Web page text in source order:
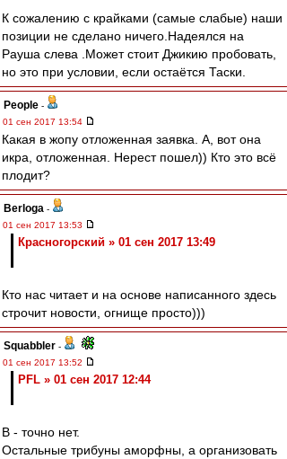
К сожалению с крайками (самые слабые) наши
позиции не сделано ничего.Надеялся на
Рауша слева .Может стоит Джикию пробовать,
но это при условии, если остаётся Таски.
People -
01 сен 2017 13:54
Какая в жопу отложенная заявка. А, вот она
икра, отложенная. Нерест пошел)) Кто это всё
плодит?
Berloga -
01 сен 2017 13:53
Красногорский » 01 сен 2017 13:49
Кто нас читает и на основе написанного здесь
строчит новости, огнище просто)))
Squabbler -
01 сен 2017 13:52
PFL » 01 сен 2017 12:44
В - точно нет.
Остальные трибуны аморфны, а организовать